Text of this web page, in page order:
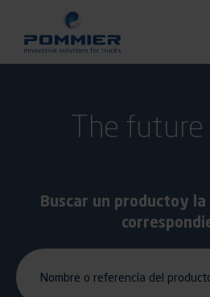
contenido
The future
Buscar un productoy la
Nombre o referencia del producto